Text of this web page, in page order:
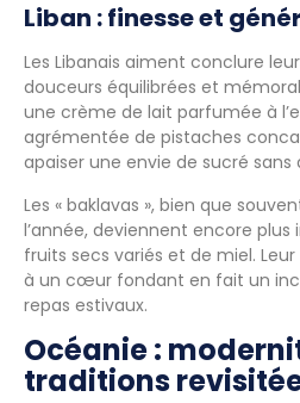
Liban : finesse et
Les Libanais aiment conclure
douceurs équilibrées et
une crème de lait parfumée à
agrémentée de pistaches
apaiser une envie de sucré sans
Les « baklavas », bien que
l’année, deviennent encore plus
fruits secs variés et de miel.
à un cœur fondant en fait un
repas estivaux.
Océanie :
traditions